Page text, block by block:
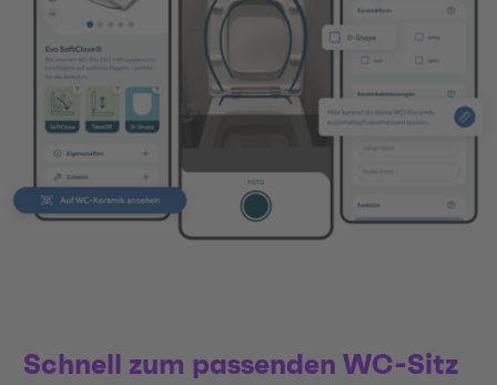
Schnell zum passenden WC-Sitz